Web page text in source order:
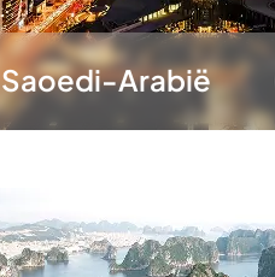
Saoedi-Arabië